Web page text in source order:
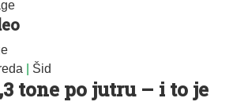
Šid
tone po jutru – i to je